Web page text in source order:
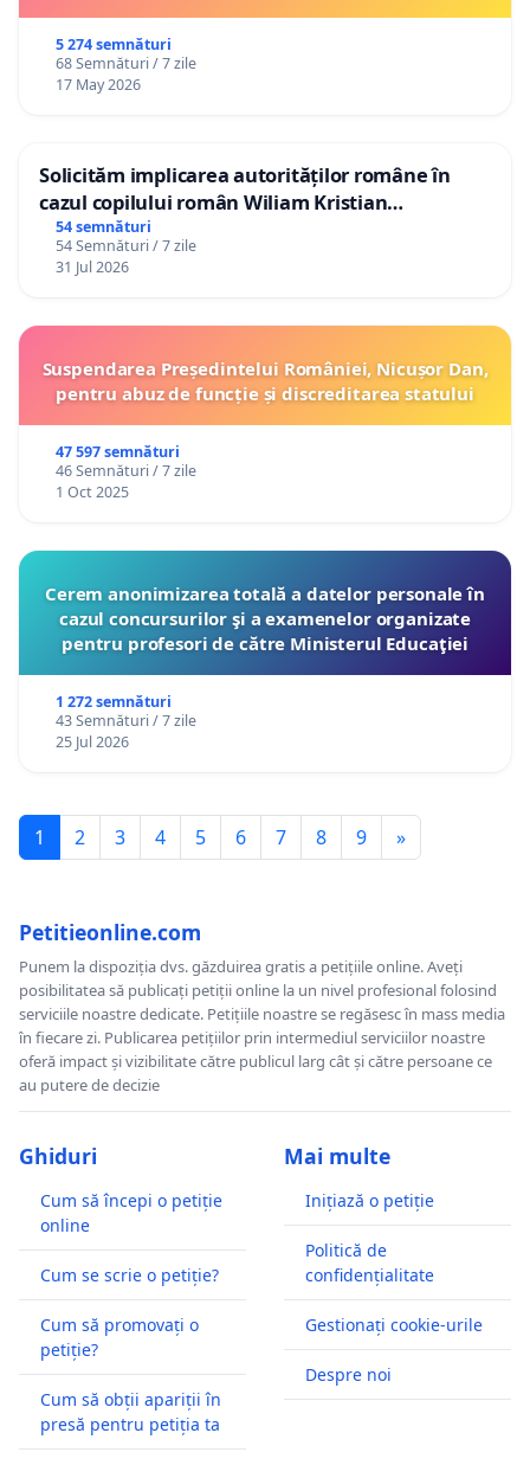
5 274 semnături
68 Semnături / 7 zile
17 May 2026
Solicităm implicarea autorităților române în
cazul copilului român Wiliam Kristian
Gheorghe, aflat în plasament în Danemarca de
12 ani
54 semnături
54 Semnături / 7 zile
31 Jul 2026
Suspendarea Președintelui României, Nicușor Dan,
pentru abuz de funcție și discreditarea statului
47 597 semnături
46 Semnături / 7 zile
1 Oct 2025
Cerem anonimizarea totală a datelor personale în
cazul concursurilor şi a examenelor organizate
pentru profesori de către Ministerul Educaţiei
1 272 semnături
43 Semnături / 7 zile
25 Jul 2026
1 2 3 4 5 6 7 8 9 »
Petitieonline.com
Punem la dispoziția dvs. găzduirea gratis a petițiile online. Aveți
posibilitatea să publicați petiții online la un nivel profesional folosind
serviciile noastre dedicate. Petițiile noastre se regăsesc în mass media
în fiecare zi. Publicarea petițiilor prin intermediul serviciilor noastre
oferă impact și vizibilitate către publicul larg cât și către persoane ce
au putere de decizie
Ghiduri
Cum să începi o petiție
online
Cum se scrie o petiție?
Cum să promovați o
petiție?
Cum să obții apariții în
presă pentru petiția ta
Mai multe
Inițiază o petiție
Politică de
confidențialitate
Gestionați cookie-urile
Despre noi